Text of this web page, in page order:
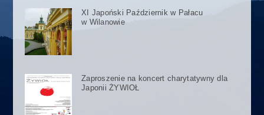
XI Japoński Październik w Pałacu
w Wilanowie
Zaproszenie na koncert charytatywny dla
Japonii ŻYWIOŁ